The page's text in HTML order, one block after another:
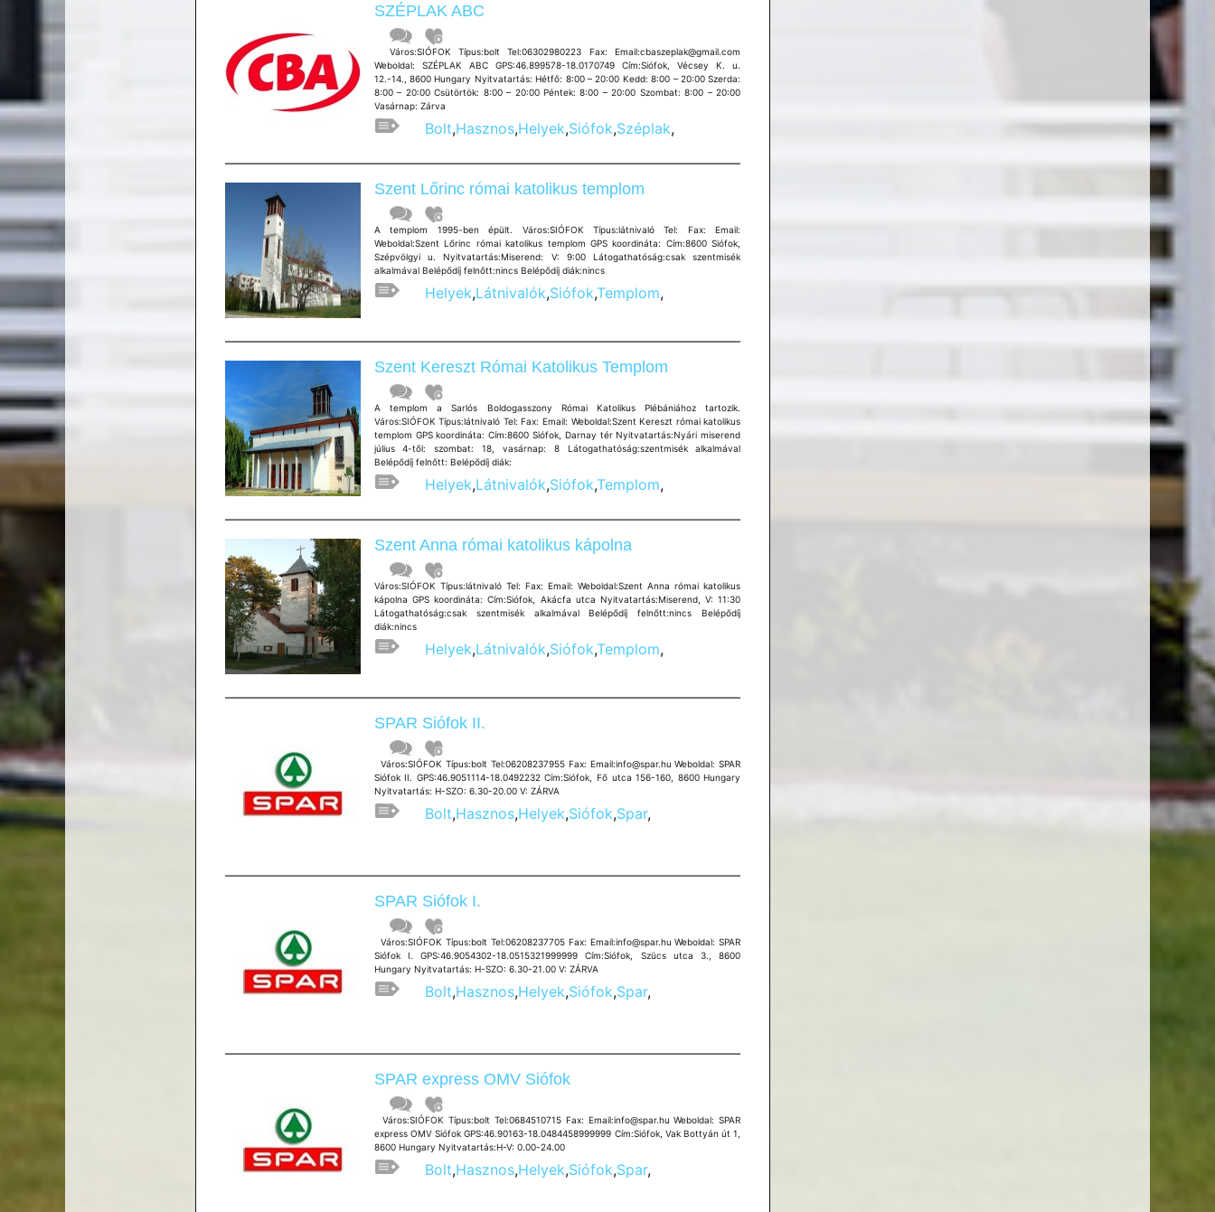
SZÉPLAK ABC
Város:SIÓFOK Típus:bolt Tel:06302980223 Fax: Email:cbaszeplak@gmail.com
Weboldal: SZÉPLAK ABC GPS:46.899578-18.0170749 Cím:Siófok, Vécsey K. u.
12.-14., 8600 Hungary Nyitvatartás: Hétfő: 8:00 – 20:00 Kedd: 8:00 – 20:00 Szerda:
8:00 – 20:00 Csütörtök: 8:00 – 20:00 Péntek: 8:00 – 20:00 Szombat: 8:00 – 20:00
Vasárnap: Zárva
Bolt,Hasznos,Helyek,Siófok,Széplak,
Szent Lőrinc római katolikus templom
A templom 1995-ben épült. Város:SIÓFOK Típus:látnivaló Tel: Fax: Email:
Weboldal:Szent Lőrinc római katolikus templom GPS koordináta: Cím:8600 Siófok,
Szépvölgyi u. Nyitvatartás:Miserend: V: 9:00 Látogathatóság:csak szentmisék
alkalmával Belépődíj felnőtt:nincs Belépődíj diák:nincs
Helyek,Látnivalók,Siófok,Templom,
Szent Kereszt Római Katolikus Templom
A templom a Sarlós Boldogasszony Római Katolikus Plébániához tartozik.
Város:SIÓFOK Típus:látnivaló Tel: Fax: Email: Weboldal:Szent Kereszt római katolikus
templom GPS koordináta: Cím:8600 Siófok, Darnay tér Nyitvatartás:Nyári miserend
július 4-től: szombat: 18, vasárnap: 8 Látogathatóság:szentmisék alkalmával
Belépődíj felnőtt: Belépődíj diák:
Helyek,Látnivalók,Siófok,Templom,
Szent Anna római katolikus kápolna
Város:SIÓFOK Típus:látnivaló Tel: Fax: Email: Weboldal:Szent Anna római katolikus
kápolna GPS koordináta: Cím:Siófok, Akácfa utca Nyitvatartás:Miserend, V: 11:30
Látogathatóság:csak szentmisék alkalmával Belépődíj felnőtt:nincs Belépődíj
diák:nincs
Helyek,Látnivalók,Siófok,Templom,
SPAR Siófok II.
Város:SIÓFOK Típus:bolt Tel:06208237955 Fax: Email:info@spar.hu Weboldal: SPAR
Siófok II. GPS:46.9051114-18.0492232 Cím:Siófok, Fő utca 156-160, 8600 Hungary
Nyitvatartás: H-SZO: 6.30-20.00 V: ZÁRVA
Bolt,Hasznos,Helyek,Siófok,Spar,
SPAR Siófok I.
Város:SIÓFOK Típus:bolt Tel:06208237705 Fax: Email:info@spar.hu Weboldal: SPAR
Siófok I. GPS:46.9054302-18.0515321999999 Cím:Siófok, Szücs utca 3., 8600
Hungary Nyitvatartás: H-SZO: 6.30-21.00 V: ZÁRVA
Bolt,Hasznos,Helyek,Siófok,Spar,
SPAR express OMV Siófok
Város:SIÓFOK Típus:bolt Tel:0684510715 Fax: Email:info@spar.hu Weboldal: SPAR
express OMV Siófok GPS:46.90163-18.0484458999999 Cím:Siófok, Vak Bottyán út 1,
8600 Hungary Nyitvatartás:H-V: 0.00-24.00
Bolt,Hasznos,Helyek,Siófok,Spar,